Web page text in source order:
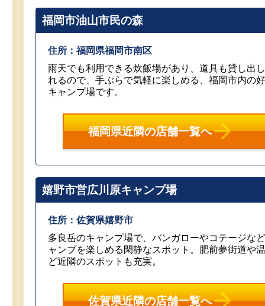
福岡市油山市民の森
住所：福岡県福岡市南区
雨天でも利用できる炊飯場があり、道具も貸し出
れるので、手ぶらで気軽に楽しめる、福岡市内の
キャンプ場です。
福岡県近隣の店舗一覧へ
嬉野市営広川原キャンプ場
住所：佐賀県嬉野市
多良岳のキャンプ場で、バンガローやコテージな
ャンプを楽しめる閑静なスポット。肥前夢街道や
ど近隣のスポットも充実。
佐賀県近隣の店舗一覧へ